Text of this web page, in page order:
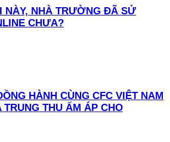
NÀY, NHÀ TRƯỜNG ĐÃ SỬ
CHƯA?
HÀNH CÙNG CFC VIỆT NAM
TRUNG THU ẤM ÁP CHO